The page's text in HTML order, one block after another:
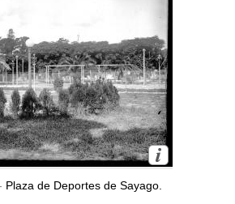
Plaza de Deportes de Sayago.